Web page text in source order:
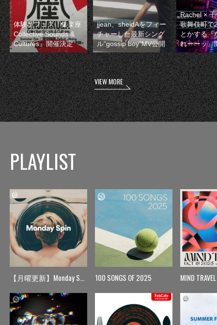
体験型フェス『集楽座
Collective Sounds &
Cultures』開催決定
jjean、sheidAをフィー
チャーした最新シング
ル“gossip boy”MV公開
Rachel ×
歌舞伎町で
とかする『
れーーッ』
VIEW MORE
PLAYLIST
【月曜更新】Monday Spin 100 SONGS OF 2025 MIND TRAVEL